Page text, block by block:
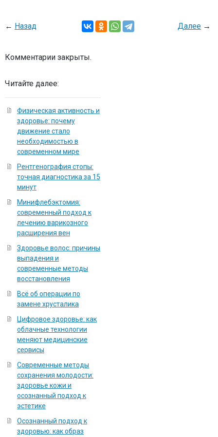
← Назад Далее →
Комментарии закрыты.
Читайте далее:
Физическая активность и
здоровье: почему
движение стало
необходимостью в
современном мире
Рентгенография стопы:
точная диагностика за 15
минут
Минифлебэктомия:
современный подход к
лечению варикозного
расширения вен
Здоровье волос: причины
выпадения и
современные методы
восстановления
Всё об операции по
замене хрусталика
Цифровое здоровье: как
облачные технологии
меняют медицинские
сервисы
Современные методы
сохранения молодости:
здоровье кожи и
осознанный подход к
эстетике
Осознанный подход к
здоровью: как образ